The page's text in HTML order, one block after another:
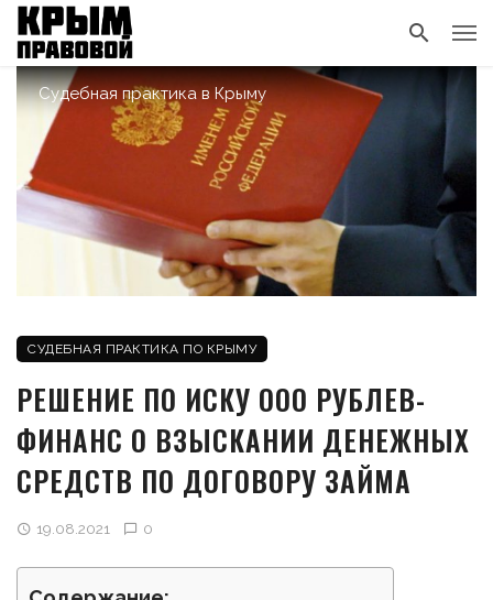
Судебная практика в Крыму
СУДЕБНАЯ ПРАКТИКА ПО КРЫМУ
РЕШЕНИЕ ПО ИСКУ ООО РУБЛЕВ-
ФИНАНС О ВЗЫСКАНИИ ДЕНЕЖНЫХ
СРЕДСТВ ПО ДОГОВОРУ ЗАЙМА
19.08.2021 0